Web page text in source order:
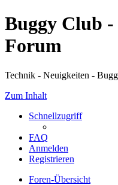
Buggy Club -
Forum
Technik - Neuigkeiten -
Zum Inhalt
Schnellzugriff
FAQ
Anmelden
Registrieren
Foren-Übersicht